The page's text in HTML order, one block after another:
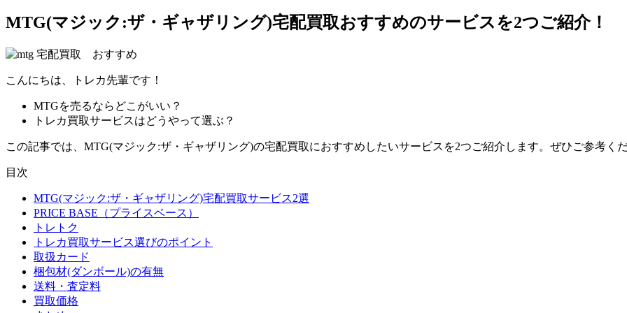
MTG(マジック:ザ・ギャザリング)宅配買取おすすめのサービスを2つご紹介！
こんにちは、トレカ先輩です！
MTGを売るならどこがいい？
トレカ買取サービスはどうやって選ぶ？
この記事では、MTG(マジック:ザ・ギャザリング)の宅配買取におすすめしたいサービスを2つご紹介します。ぜひご参考く
目次
MTG(マジック:ザ・ギャザリング)宅配買取サービス2選
PRICE BASE（プライスベース）
トレトク
トレカ買取サービス選びのポイント
取扱カード
梱包材(ダンボール)の有無
送料・査定料
買取価格